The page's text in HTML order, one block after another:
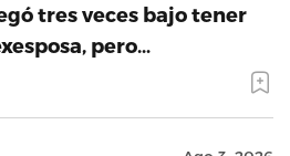
tres veces bajo tener
pero…